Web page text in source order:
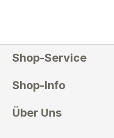
Shop-Service
Shop-Info
Über Uns